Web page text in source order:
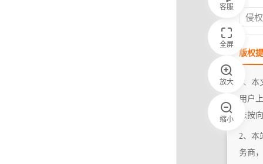
客服
全屏
放大
缩小
侵
版权
1、
用户
法按
2、本
务商